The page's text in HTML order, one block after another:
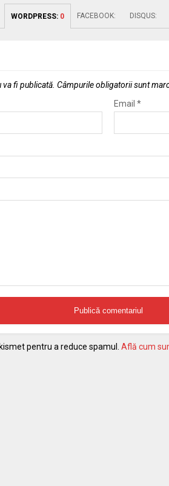
WORDPRESS: 0 FACEBOOK: DISQUS:
fi publicată. Câmpurile obligatorii sunt
Email *
pentru a reduce spamul. Află cum